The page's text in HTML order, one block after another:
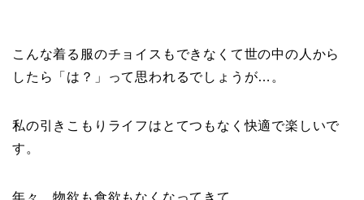
こんな着る服のチョイスもできなくて世の中の人から
したら「は？」って思われるでしょうが…。
私の引きこもりライフはとてつもなく快適で楽しいで
す。